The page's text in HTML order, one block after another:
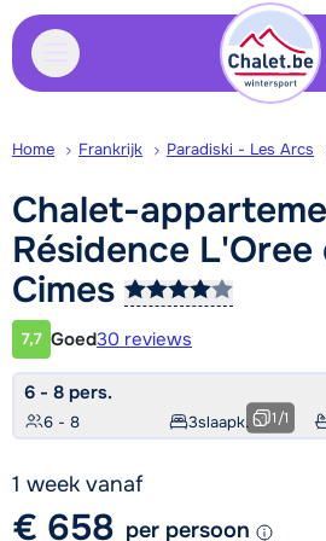
Home Frankrijk Paradiski - Les Arcs
Chalet-
Résidence L'Oree
Cimes
Klantwaardering
7,7 Goed30 reviews
6 - 8 pers.
6 - 8 3slaapk. 1/1
1 week vanaf
€ 658 per persoon